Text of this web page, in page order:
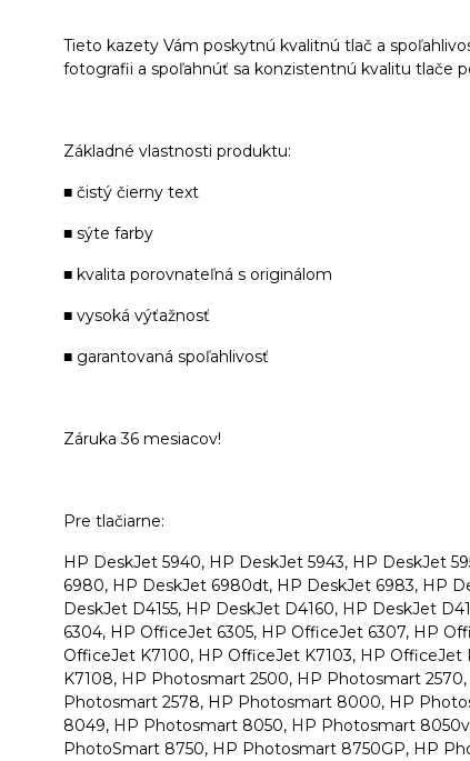
Tieto kazety Vám poskytnú kvalitnú tlač a
fotografii a spoľahnúť sa konzistentnú kvalitu tlače
Základné vlastnosti produktu:
■ čistý čierny text
■ sýte farby
■ kvalita porovnateľná s originálom
■ vysoká výťažnosť
■ garantovaná spoľahlivosť
Záruka 36 mesiacov!
Pre tlačiarne:
HP DeskJet 5940, HP DeskJet 5943, HP DeskJet
6980, HP DeskJet 6980dt, HP DeskJet 6983, HP
DeskJet D4155, HP DeskJet D4160, HP DeskJet
6304, HP OfficeJet 6305, HP OfficeJet 6307, HP
OfficeJet K7100, HP OfficeJet K7103, HP
K7108, HP Photosmart 2500, HP Photosmart
Photosmart 2578, HP Photosmart 8000, HP
8049, HP Photosmart 8050, HP Photosmart
PhotoSmart 8750, HP Photosmart 8750GP, HP